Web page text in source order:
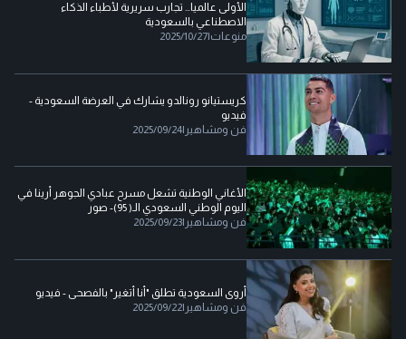
الأولى عالميا… تجارب سريرية لأطباء الذكاء
الاصطناعي بالسعودية
منوعات|
2025/10/27
كريستيانو رونالدو يشارك في العرضة السعودية -
فيديو
فن ومشاهير |
2025/09/24
الأغاني الوطنية تشعل مسرح عبادي الجوهر أرينا في
اليوم الوطني السعودي الـ( 95)- صور
فن ومشاهير |
2025/09/23
أروى السعودية تطلق "أنا أتغير" بالفصحى - فيديو
فن ومشاهير |
2025/09/22